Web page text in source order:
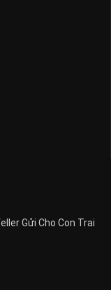
Gửi Cho Con Trai